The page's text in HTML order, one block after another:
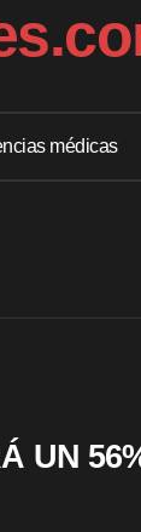
médicas
UN